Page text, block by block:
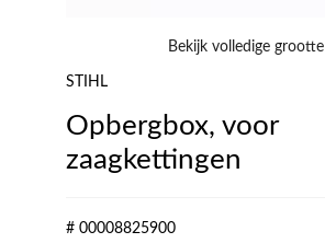
Bekijk volledige grootte
STIHL
Opbergbox, voor
zaagkettingen
# 00008825900